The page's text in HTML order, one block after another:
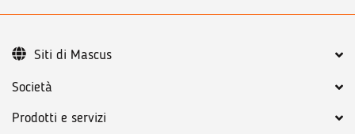
Società
Prodotti e servizi
Siti di Mascus